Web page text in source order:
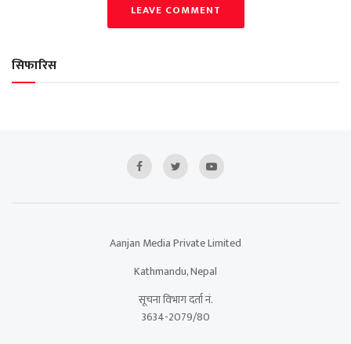
LEAVE COMMENT
सिफारिस
Aanjan Media Private Limited
Kathmandu, Nepal
सूचना विभाग दर्ता नं.
3634-2079/80